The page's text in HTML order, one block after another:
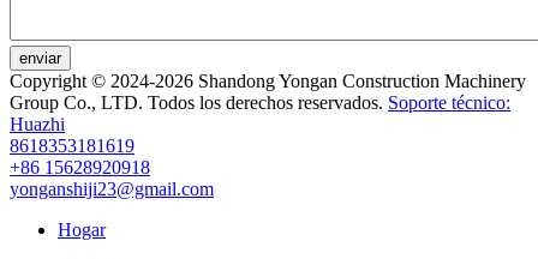
enviar
Copyright © 2024-2026 Shandong Yongan Construction Machinery
Group Co., LTD. Todos los derechos reservados. Soporte técnico:
Huazhi
8618353181619
+86 15628920918
yonganshiji23@gmail.com
Hogar